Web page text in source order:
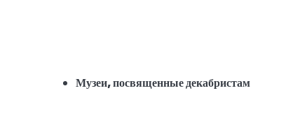
Музеи, посвященные декабристам